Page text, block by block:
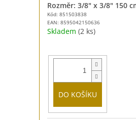
Kód: 851503838
EAN: 8595042150636
Rozměr: 3/8" x 3/8" 150
Skladem (2 ks)
DO KOŠÍKU